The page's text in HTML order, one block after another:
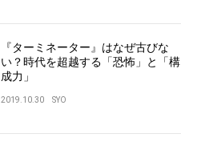
『ターミネーター』はなぜ古びな
い？時代を超越する「恐怖」と「構
成力」
2019.10.30 SYO